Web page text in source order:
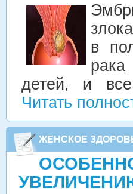
в
детей, и
Читать
ЖЕНСКОЕ